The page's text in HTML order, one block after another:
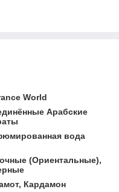
World
Арабские
вода
(Ориентальные),
Кардамон